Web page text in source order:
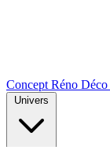
Concept Réno Déco